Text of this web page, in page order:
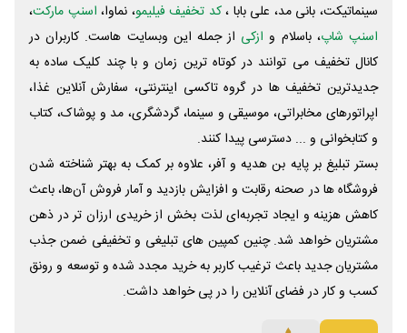
سینماتیکت، بانی مد، علی‌ بابا ،کد تخفیف فیلیمو، نماوا، اسنپ مارکت،
اسنپ شاپ، باسلام و ازکی از جمله این وبسایت ‌هاست. کاربران در
کانال تخفیف می توانند در کوتاه ترین زمان و با چند کلیک ساده به
جدیدترین تخفیف ها در گروه تاکسی اینترنتی، سفارش آنلاین غذا،
اپراتورهای مخابراتی، موسیقی و سینما، گردشگری، مد و پوشاک، کتاب
و کتابخوانی و ... دسترسی پیدا کنند.
بستر تبلیغ بر پایه بن هدیه و آفر، علاوه بر کمک به بهتر شناخته شدن
فروشگاه ها در صحنه رقابت و افزایش بازدید و آمار فروش آن‌ها، باعث
کاهش هزینه و ایجاد تجربه‌ای لذت بخش از خریدی ارزان تر در ذهن
مشتریان خواهد شد. چنین کمپین های تبلیغی و تخفیفی ضمن جذب
مشتریان جدید باعث ترغیب کاربر به خرید مجدد شده و توسعه و رونق
کسب و کار در فضای آنلاین را در پی خواهد داشت.